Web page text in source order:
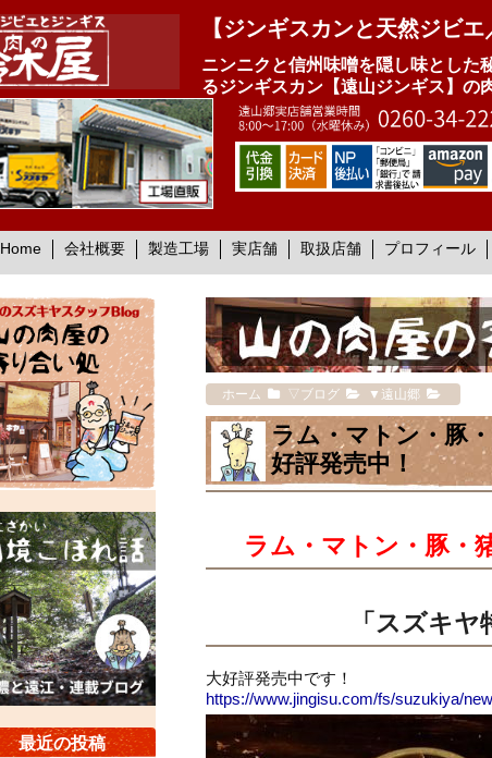
【ジンギスカンと天然ジビエ
ニンニクと信州味噌を隠し味とした
るジンギスカン【遠山ジンギス】の
Home 会社概要 製造工場 実店舗 取扱店舗 プロフィール
ホーム ▽ブログ ▼遠山郷
ラム・マトン・豚
好評発売中！
ラム・マトン・豚・
「スズキ
大好評発売中です！
https://www.jingisu.com/fs/suzukiya/
最近の投稿